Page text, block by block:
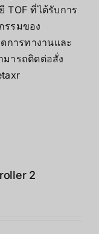
TOF ที่ได้รับการ
รรมของ
การทางานและ
ารถติดต่อสั่ง
2